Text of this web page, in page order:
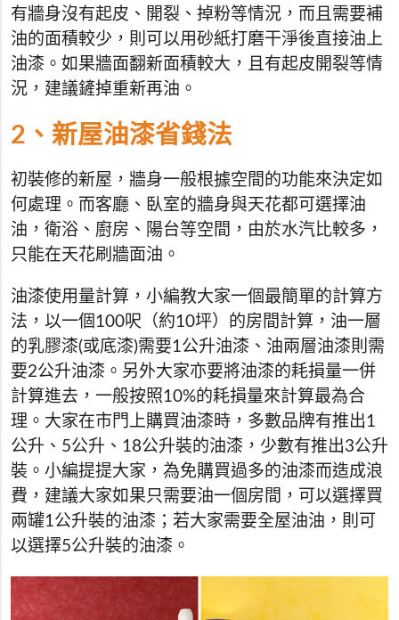
有牆身沒有起皮、開裂、掉粉等情況，而且需要補
油的面積較少，則可以用砂紙打磨干淨後直接油上
油漆。如果牆面翻新面積較大，且有起皮開裂等情
況，建議鏟掉重新再油。
2、新屋油漆省錢法
初裝修的新屋，牆身一般根據空間的功能來決定如
何處理。而客廳、臥室的牆身與天花都可選擇油
油，衛浴、廚房、陽台等空間，由於水汽比較多，
只能在天花刷牆面油。
油漆使用量計算，小編教大家一個最簡單的計算方
法，以一個100呎（約10坪）的房間計算，油一層
的乳膠漆(或底漆)需要1公升油漆、油兩層油漆則需
要2公升油漆。另外大家亦要將油漆的耗損量一併
計算進去，一般按照10%的耗損量來計算最為合
理。大家在市門上購買油漆時，多數品牌有推出1
公升、5公升、18公升裝的油漆，少數有推出3公升
裝。小編提提大家，為免購買過多的油漆而造成浪
費，建議大家如果只需要油一個房間，可以選擇買
兩罐1公升裝的油漆；若大家需要全屋油油，則可
以選擇5公升裝的油漆。